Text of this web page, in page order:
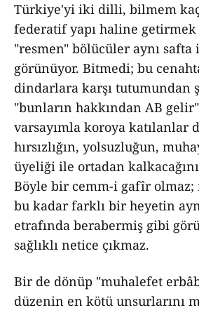
Türkiye'yi iki dilli, bilmem
federatif yapı haline getirmek
"resmen" bölücüler aynı
görünüyor. Bitmedi; bu
dindarlara karşı tutumundan
"bunların hakkından AB
varsayımla koroya katılanlar
hırsızlığın, yolsuzluğun,
üyeliği ile ortadan
Böyle bir cemm-i gafîr
bu kadar farklı bir heyetin
etrafında berabermiş gibi
sağlıklı netice çıkmaz.
Bir de dönüp "muhalefet
düzenin en kötü unsurlarını